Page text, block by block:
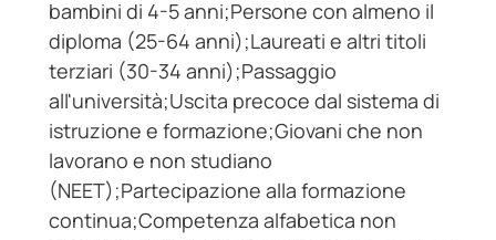
bambini di 4-5 anni;Persone con almeno il
diploma (25-64 anni);Laureati e altri titoli
terziari (30-34 anni);Passaggio
all'università;Uscita precoce dal sistema di
istruzione e formazione;Giovani che non
lavorano e non studiano
(NEET);Partecipazione alla formazione
continua;Competenza alfabetica non